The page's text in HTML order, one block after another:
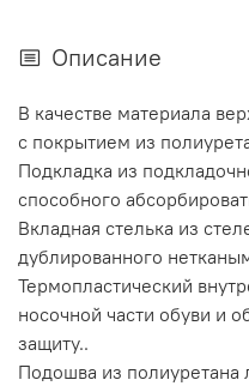
Описание
В качестве материала
с покрытием из
Подкладка из
способного
Вкладная стелька из
дублированного
Термопластический
носочной части обуви и
защиту..
Подошва из полиуретана